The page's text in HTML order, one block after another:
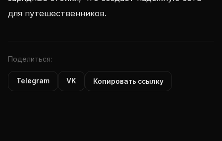
для путешественников.
Поделиться:
Telegram VK Копировать ссылку